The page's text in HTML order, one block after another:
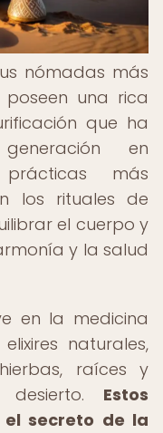
nómadas más
una rica
que ha
en
más
los rituales de
el cuerpo y
y la salud
en la medicina
naturales,
raíces y
Estos
el secreto de la